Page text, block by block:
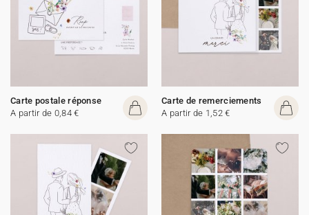
Carte postale réponse
A partir de 0,84 €
Carte de remerciements
A partir de 1,52 €